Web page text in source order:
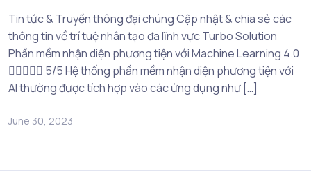
Tin tức & Truyền thông đại chúng Cập nhật & chia sẻ các
thông tin về trí tuệ nhân tạo đa lĩnh vực Turbo Solution
Phần mềm nhận diện phương tiện với Machine Learning 4.0
 5/5 Hệ thống phần mềm nhận diện phương tiện với
AI thường được tích hợp vào các ứng dụng như […]
June 30, 2023